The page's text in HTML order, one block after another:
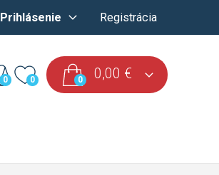
Prihlásenie Registrácia
0 0,00 €
0 0